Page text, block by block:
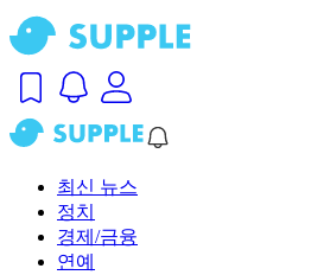
최신 뉴스
정치
경제/금융
연예